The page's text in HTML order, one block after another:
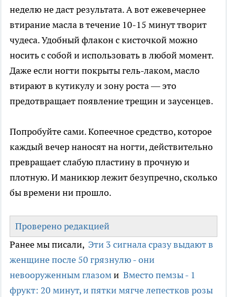
неделю не даст результата. А вот ежевечернее
втирание масла в течение 10-15 минут творит
чудеса. Удобный флакон с кисточкой можно
носить с собой и использовать в любой момент.
Даже если ногти покрыты гель-лаком, масло
втирают в кутикулу и зону роста — это
предотвращает появление трещин и заусенцев.
Попробуйте сами. Копеечное средство, которое
каждый вечер наносят на ногти, действительно
превращает слабую пластину в прочную и
плотную. И маникюр лежит безупречно, сколько
бы времени ни прошло.
Проверено редакцией
Ранее мы писали, Эти 3 сигнала сразу выдают в
женщине после 50 грязнулю - они
невооруженным глазоми Вместо пемзы - 1
фрукт: 20 минут, и пятки мягче лепестков розы